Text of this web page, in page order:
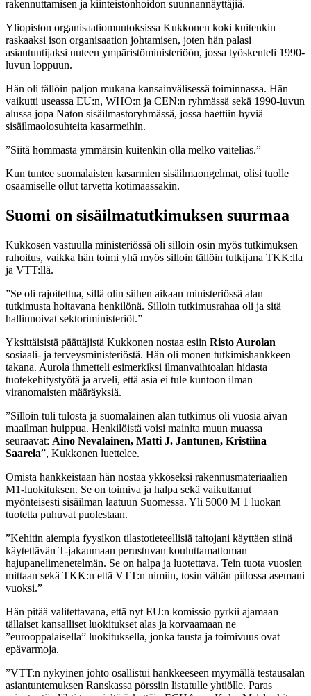
rakennuttamisen ja kiinteistönhoidon suunnannäyttäjiä.
Yliopiston organisaatiomuutoksissa Kukkonen koki kuitenkin
raskaaksi ison organisaation johtamisen, joten hän palasi
asiantuntijaksi uuteen ympäristöministeriöön, jossa työskenteli 1990-
luvun loppuun.
Hän oli tällöin paljon mukana kansainvälisessä toiminnassa. Hän
vaikutti useassa EU:n, WHO:n ja CEN:n ryhmässä sekä 1990-luvun
alussa jopa Naton sisäilmastoryhmässä, jossa haettiin hyviä
sisäilmaolosuhteita kasarmeihin.
”Siitä hommasta ymmärsin kuitenkin olla melko vaitelias.”
Kun tuntee suomalaisten kasarmien sisäilmaongelmat, olisi tuolle
osaamiselle ollut tarvetta kotimaassakin.
Suomi on sisäilmatutkimuksen suurmaa
Kukkosen vastuulla ministeriössä oli silloin osin myös tutkimuksen
rahoitus, vaikka hän toimi yhä myös silloin tällöin tutkijana TKK:lla
ja VTT:llä.
”Se oli rajoitettua, sillä olin siihen aikaan ministeriössä alan
tutkimusta hoitavana henkilönä. Silloin tutkimusrahaa oli ja sitä
hallinnoivat sektoriministeriöt.”
Yksittäisistä päättäjistä Kukkonen nostaa esiin Risto Aurolan
sosiaali- ja terveysministeriöstä. Hän oli monen tutkimishankkeen
takana. Aurola ihmetteli esimerkiksi ilmanvaihtoalan hidasta
tuotekehitystyötä ja arveli, että asia ei tule kuntoon ilman
viranomaisten määräyksiä.
”Silloin tuli tulosta ja suomalainen alan tutkimus oli vuosia aivan
maailman huippua. Henkilöistä voisi mainita muun muassa
seuraavat: Aino Nevalainen, Matti J. Jantunen, Kristiina
Saarela”, Kukkonen luettelee.
Omista hankkeistaan hän nostaa ykköseksi rakennusmateriaalien
M1-luokituksen. Se on toimiva ja halpa sekä vaikuttanut
myönteisesti sisäilman laatuun Suomessa. Yli 5000 M 1 luokan
tuotetta puhuvat puolestaan.
”Kehitin aiempia fyysikon tilastotieteellisiä taitojani käyttäen siinä
käytettävän T-jakaumaan perustuvan kouluttamattoman
hajupanelimenetelmän. Se on halpa ja luotettava. Tein tuota vuosien
mittaan sekä TKK:n että VTT:n nimiin, tosin vähän piilossa asemani
vuoksi.”
Hän pitää valitettavana, että nyt EU:n komissio pyrkii ajamaan
tällaiset kansalliset luokitukset alas ja korvaamaan ne
”eurooppalaisella” luokituksella, jonka tausta ja toimivuus ovat
epävarmoja.
”VTT:n nykyinen johto osallistui hankkeeseen myymällä testausalan
asiantuntemuksen Ranskassa pörssiin listatulle yhtiölle. Paras